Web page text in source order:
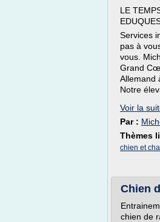
LE
Services
pas à
vous.
Grand
Allemand
Notre
Voir la
Par :
Thèmes
chien et
Chien
chien de